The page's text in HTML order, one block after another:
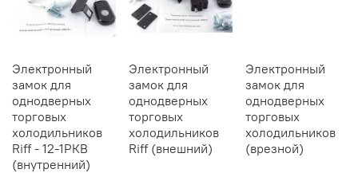
Электронный
замок для
однодверных
торговых
холодильников
Riff - 12-1РКВ
(внутренний)
Электронный
замок для
однодверных
торговых
холодильников
Riff (внешний)
Электронный
замок для
однодверных
торговых
холодильников
(врезной)